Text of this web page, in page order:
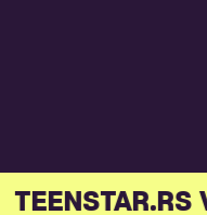
TEENSTAR.RS